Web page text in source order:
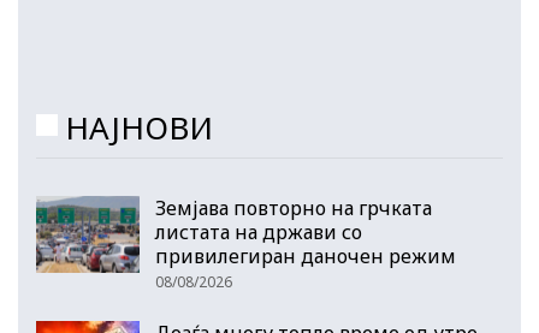
НАЈНОВИ
Земјава повторно на грчката
листата на држави со
привилегиран даночен режим
08/08/2026